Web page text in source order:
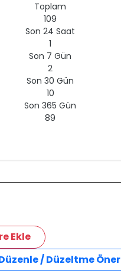
Toplam
109
Son 24 Saat
1
Son 7 Gün
2
Son 30 Gün
10
Son 365 Gün
89
Ekle
/ Düzeltme Öner